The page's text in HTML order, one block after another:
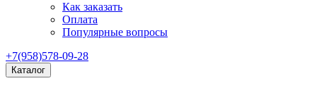
Как заказать
Оплата
Популярные вопросы
+7(958)578-09-28
Каталог